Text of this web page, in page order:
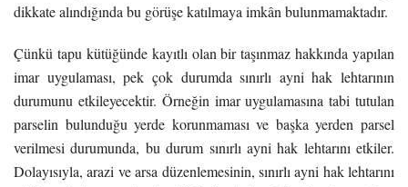
dikkate alındığında bu görüşe katılmaya imkân bulunmamaktadır.
Çünkü tapu kütüğünde kayıtlı olan bir taşınmaz hakkında yapılan
imar uygulaması, pek çok durumda sınırlı ayni hak lehtarının
durumunu etkileyecektir. Örneğin imar uygulamasına tabi tutulan
parselin bulunduğu yerde korunmaması ve başka yerden parsel
verilmesi durumunda, bu durum sınırlı ayni hak lehtarını etkiler.
Dolayısıyla, arazi ve arsa düzenlemesinin, sınırlı ayni hak lehtarını